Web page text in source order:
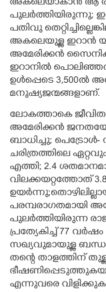
അകലെയാകാൻ ആ
പുലർത്തിയിരുന്നു;
പതിവു
അകലെയുള്ള ഇറാൻ
അമേരിക്കൻ
ഇറാനിൽ
ഉൾപ്പെടെ 3,500ൽ
മനുഷ്യജന്മങ്ങളാണ്.
ലോകത്താകെ
അമേരിക്കൻ
ബാധിച്ചു;
ചരിത്രത്തിലെ
എത്തി; 2.4
വിലക്കയറ്റത്തോത്
പരമ്പരാഗതമായി
പുലർത്തിയിരുന്ന
പ്രത്യേകിച്ച് 77
സഖ്യവുമായുള്ള
തന്റെ താളത്തിന്
എന്നുവരെ